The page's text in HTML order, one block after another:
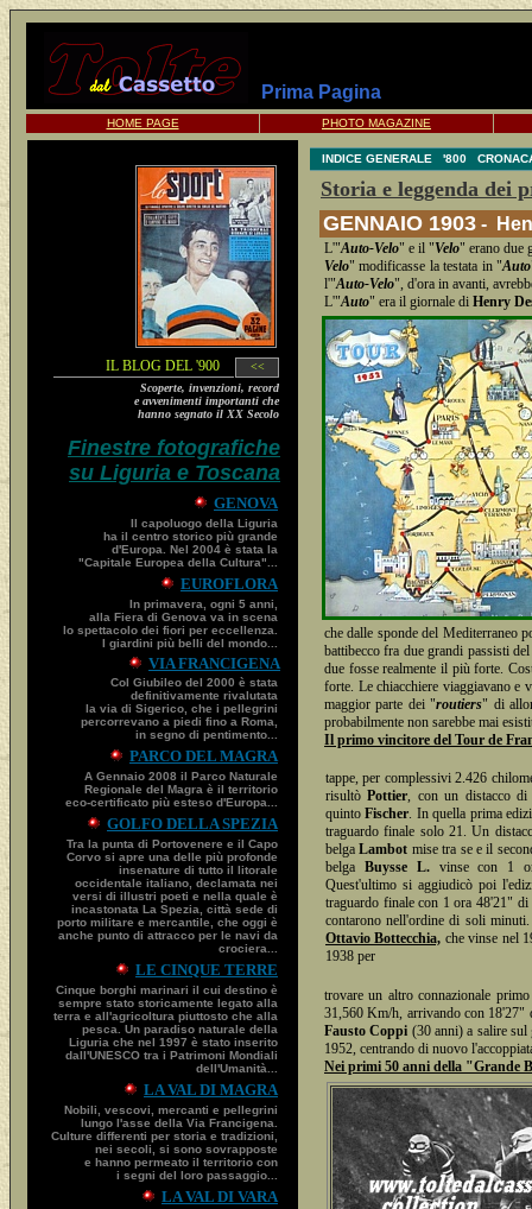
Prima Pagina
HOME PAGE PHOTO MAGAZINE
IL BLOG DEL '900
<<
Scoperte, invenzioni, record
e avvenimenti importanti che
hanno segnato il XX Secolo
Finestre fotografiche
su Liguria e Toscana
GENOVA
Il capoluogo della Liguria
ha il centro storico più grande
d'Europa. Nel 2004 è stata la
"Capitale Europea della Cultura"...
EUROFLORA
In primavera, ogni 5 anni,
alla Fiera di Genova va in scena
lo spettacolo dei fiori per eccellenza.
I giardini più belli del mondo...
VIA FRANCIGENA
Col Giubileo del 2000 è stata
definitivamente rivalutata
la via di Sigerico, che i pellegrini
percorrevano a piedi fino a Roma,
in segno di pentimento...
PARCO DEL MAGRA
A Gennaio 2008 il Parco Naturale
Regionale del Magra è il territorio
eco-certificato più esteso d'Europa...
GOLFO DELLA SPEZIA
Tra la punta di Portovenere e il Capo
Corvo si apre una delle più profonde
insenature di tutto il litorale
occidentale italiano, declamata nei
versi di illustri poeti e nella quale è
incastonata La Spezia, città sede di
porto militare e mercantile, che oggi è
anche punto di attracco per le navi da
crociera...
LE CINQUE TERRE
Cinque borghi marinari il cui destino è
sempre stato storicamente legato alla
terra e all'agricoltura piuttosto che alla
pesca. Un paradiso naturale della
Liguria che nel 1997 è stato inserito
dall'UNESCO tra i Patrimoni Mondiali
dell'Umanità...
LA VAL DI MAGRA
Nobili, vescovi, mercanti e pellegrini
lungo l'asse della Via Francigena.
Culture differenti per storia e tradizioni,
nei secoli, si sono sovrapposte
e hanno permeato il territorio con
i segni del loro passaggio...
LA VAL DI VARA
INDICE GENERALE '800
Storia e leggenda dei
GENNAIO 1903 -
L'"Auto-Velo" e il "Velo" erano due
Velo" modificasse la testata in "Auto
l'"Auto-Velo", d'ora in avanti,
L'"Auto" era il giornale di Henry
che dalle sponde del Mediterraneo
battibecco fra due grandi passisti
due fosse realmente il più forte.
forte. Le chiacchiere viaggiavano e
maggior parte dei "routiers" di
probabilmente non sarebbe mai
Il primo vincitore del Tour de
tappe, per complessivi 2.426
risultòPottier, con un distacco
quintoFischer. In quella prima
traguardo finale solo 21. Un
belgaLambot mise tra se e il
belga Buysse L.vinse con 1
Quest'ultimo si aggiudicò poi
traguardo finale con 1 ora 48'21"
contarono nell'ordine di soli
Ottavio Bottecchia, che vinse nel
1938 per
trovare un altro connazionale
31,560 Km/h, arrivando con 18'27"
Fausto Coppi (30 anni) a salire
1952, centrando di nuovo
Nei primi 50 anni della "Grande